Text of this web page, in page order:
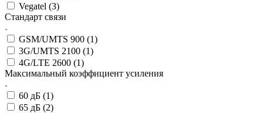
Vegatel (3)
Стандарт связи
GSM/UMTS 900 (1)
3G/UMTS 2100 (1)
4G/LTE 2600 (1)
Максимальный коэффициент усиления
60 дБ (1)
65 дБ (2)